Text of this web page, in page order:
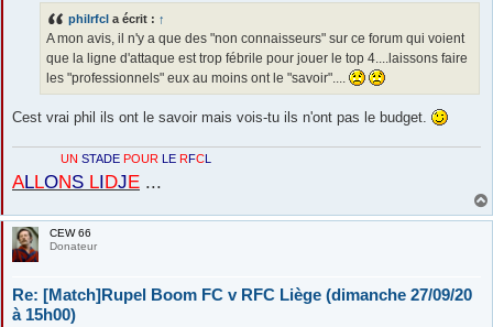
philrfcl a écrit : ↑
A mon avis, il n'y a que des "non connaisseurs" sur ce forum qui voient
que la ligne d'attaque est trop fébrile pour jouer le top 4....laissons faire
les "professionnels" eux au moins ont le "savoir"....
Cest vrai phil ils ont le savoir mais vois-tu ils n'ont pas le budget.
STADE POUR LE RFCL
ALLONS LIDJE ...
CEW 66
Donateur
Re: [Match]Rupel Boom FC v RFC Liège (dimanche 27/09/20
à 15h00)